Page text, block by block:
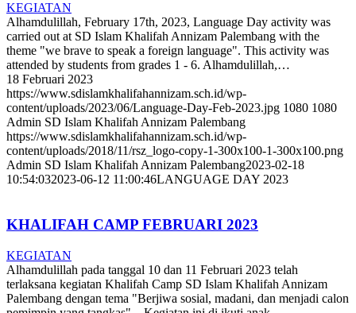
KEGIATAN
Alhamdulillah, February 17th, 2023, Language Day activity was
carried out at SD Islam Khalifah Annizam Palembang with the
theme "we brave to speak a foreign language". This activity was
attended by students from grades 1 - 6. Alhamdulillah,…
18 Februari 2023
https://www.sdislamkhalifahannizam.sch.id/wp-
content/uploads/2023/06/Language-Day-Feb-2023.jpg 1080 1080
Admin SD Islam Khalifah Annizam Palembang
https://www.sdislamkhalifahannizam.sch.id/wp-
content/uploads/2018/11/rsz_logo-copy-1-300x100-1-300x100.png
Admin SD Islam Khalifah Annizam Palembang2023-02-18
10:54:032023-06-12 11:00:46LANGUAGE DAY 2023
KHALIFAH CAMP FEBRUARI 2023
KEGIATAN
Alhamdulillah pada tanggal 10 dan 11 Februari 2023 telah
terlaksana kegiatan Khalifah Camp SD Islam Khalifah Annizam
Palembang dengan tema "Berjiwa sosial, madani, dan menjadi calon